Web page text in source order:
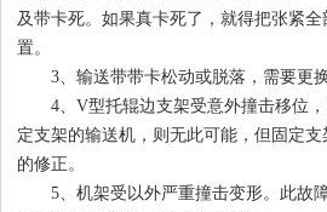
及带卡死。如果真卡死了，就得把张紧
置。
3、输送带带卡松动或脱落，需要更换
4、V型托辊边支架受意外撞击移位
定支架的输送机，则无此可能，但固定
的修正。
5、机架受以外严重撞击变形。此故